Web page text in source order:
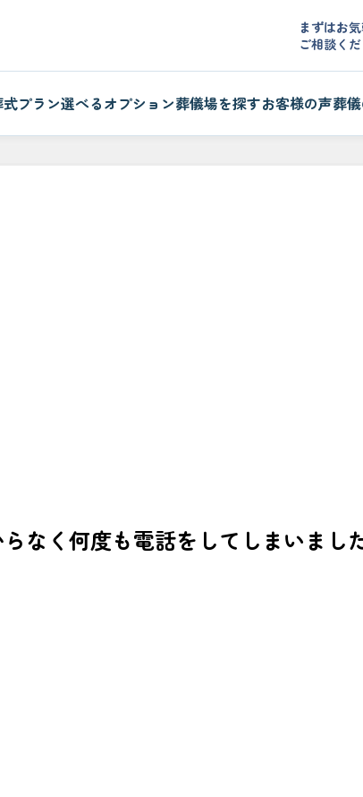
まずはお
ご相談く
式プラン選べるオプション葬儀場を探すお客様の声葬
なく何度も電話をしてしまいまし